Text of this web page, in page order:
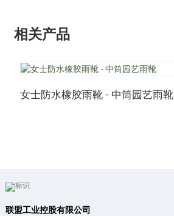
相关产品
女士防水橡胶雨靴 - 中筒园艺雨靴
联盟工业控股有限公司